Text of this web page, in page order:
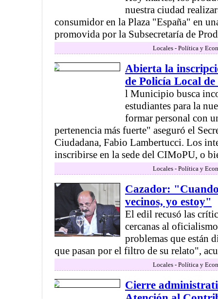
nuestra ciudad
consumidor en la Plaza "España" en
promovida por la Subsecretaría de
Locales - Política y
Abierta la
de Policía Local
l Municipio busca
estudiantes para la
formar personal con
pertenencia más fuerte" aseguró el
Ciudadana, Fabio Lambertucci. Los
inscribirse en la sede del CIMoPU, o
Locales - Política y
Cazador:
vecinos, yo estoy"
El edil recusó las
cercanas al
problemas que están
que pasan por el filtro de su relato",
Locales - Política y
Cierre